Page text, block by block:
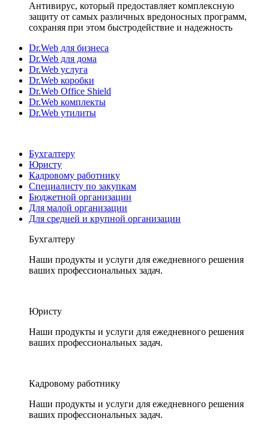
Антивирус, который предоставляет комплексную
защиту от самых различных вредоносных программ,
сохраняя при этом быстродействие и надежность
Dr.Web для бизнеса
Dr.Web для дома
Dr.Web услуга
Dr.Web коробки
Dr.Web Office Shield
Dr.Web комплекты
Dr.Web утилиты
Бухгалтеру
Юристу
Кадровому работнику
Специалисту по закупкам
Бюджетной организации
Для малой организации
Для средней и крупной организации
Бухгалтеру
Наши продукты и услуги для ежедневного решения
ваших профессиональных задач.
Юристу
Наши продукты и услуги для ежедневного решения
ваших профессиональных задач.
Кадровому работнику
Наши продукты и услуги для ежедневного решения
ваших профессиональных задач.